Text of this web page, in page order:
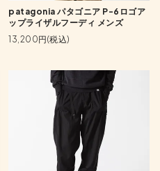
patagonia パタゴニア P-6ロゴア
ップライザルフーディ メンズ
13,200円(税込)